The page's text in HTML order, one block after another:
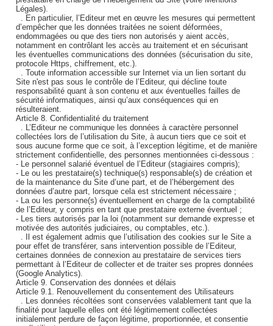
Légales).
. En particulier, l’Editeur met en œuvre les mesures qui permettent
d’empêcher que les données traitées ne soient déformées,
endommagées ou que des tiers non autorisés y aient accès,
notamment en contrôlant les accès au traitement et en sécurisant
les éventuelles communications des données (sécurisation du site,
protocole Https, chiffrement, etc.).
. Toute information accessible sur Internet via un lien sortant du
Site n'est pas sous le contrôle de l’Editeur, qui décline toute
responsabilité quant à son contenu et aux éventuelles failles de
sécurité informatiques, ainsi qu’aux conséquences qui en
résulteraient.
Article 8. Confidentialité du traitement
. L’Editeur ne communique les données à caractère personnel
collectées lors de l’utilisation du Site, à aucun tiers que ce soit et
sous aucune forme que ce soit, à l’exception légitime, et de manière
strictement confidentielle, des personnes mentionnées ci-dessous :
- Le personnel salarié éventuel de l’Editeur (stagiaires compris);
- Le ou les prestataire(s) technique(s) responsable(s) de création et
de la maintenance du Site d’une part, et de l’hébergement des
données d’autre part, lorsque cela est strictement nécessaire ;
- La ou les personne(s) éventuellement en charge de la comptabilité
de l’Editeur, y compris en tant que prestataire externe éventuel ;
- Les tiers autorisés par la loi (notamment sur demande expresse et
motivée des autorités judiciaires, ou comptables, etc.).
. Il est également admis que l’utilisation des cookies sur le Site a
pour effet de transférer, sans intervention possible de l’Editeur,
certaines données de connexion au prestataire de services tiers
permettant à l’Editeur de collecter et de traiter ses propres données
(Google Analytics).
Article 9. Conservation des données et délais
Article 9.1. Renouvellement du consentement des Utilisateurs
. Les données récoltées sont conservées valablement tant que la
finalité pour laquelle elles ont été légitimement collectées
initialement perdure de façon légitime, proportionnée, et consentie